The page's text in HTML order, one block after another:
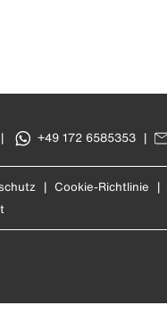
| +49 172 6585353 |
| Cookie-Richtlinie |